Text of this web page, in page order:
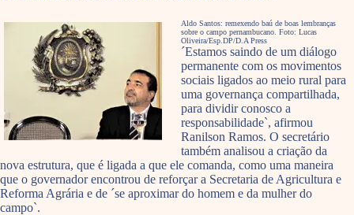
Aldo Santos: remexendo baú de boas lembranças
sobre o campo pernambucano. Foto: Lucas
Oliveira/Esp.DP/D.A Press
´Estamos saindo de um diálogo
permanente com os movimentos
sociais ligados ao meio rural para
uma governança compartilhada,
para dividir conosco a
responsabilidade`, afirmou
Ranilson Ramos. O secretário
também analisou a criação da
nova estrutura, que é ligada a que ele comanda, como uma maneira
que o governador encontrou de reforçar a Secretaria de Agricultura e
Reforma Agrária e de ´se aproximar do homem e da mulher do
campo`.